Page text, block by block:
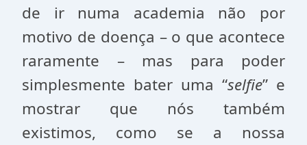
de ir numa academia não por
motivo de doença – o que acontece
raramente – mas para poder
simplesmente bater uma “selfie” e
mostrar que nós também
existimos, como se a nossa